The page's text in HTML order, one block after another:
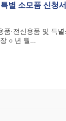
별 소모품 신청서
·전산용품 및 특별
○ 년 월...